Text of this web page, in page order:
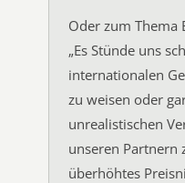
Oder zum Thema
„Es Stünde uns
internationalen
zu weisen oder
unrealistischen
unseren Partnern
überhöhtes